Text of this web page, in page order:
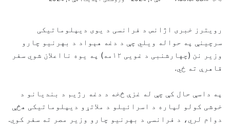
رویترز خبری اژانس د فرانسی د یوی دیپلوماتیکی
سرچینې په حواله ویلي چې د دغه هېواد د بهرنیو چارو
وزیر نن (چهارشنبی د غویی ۱۲مه) په یوه نااعلان شوي سفر
قاهرې ته ځي.
په داسې حال کې چې له غزې څخه د دغه رژیم د بندیانو د
خوشی کولو لپاره د اسرائیلو د ملاتړو دیپلوماتیکی هڅې
دوام لري، د فرانسی د بهرنیو چارو وزیر مصر ته سفر کوي.